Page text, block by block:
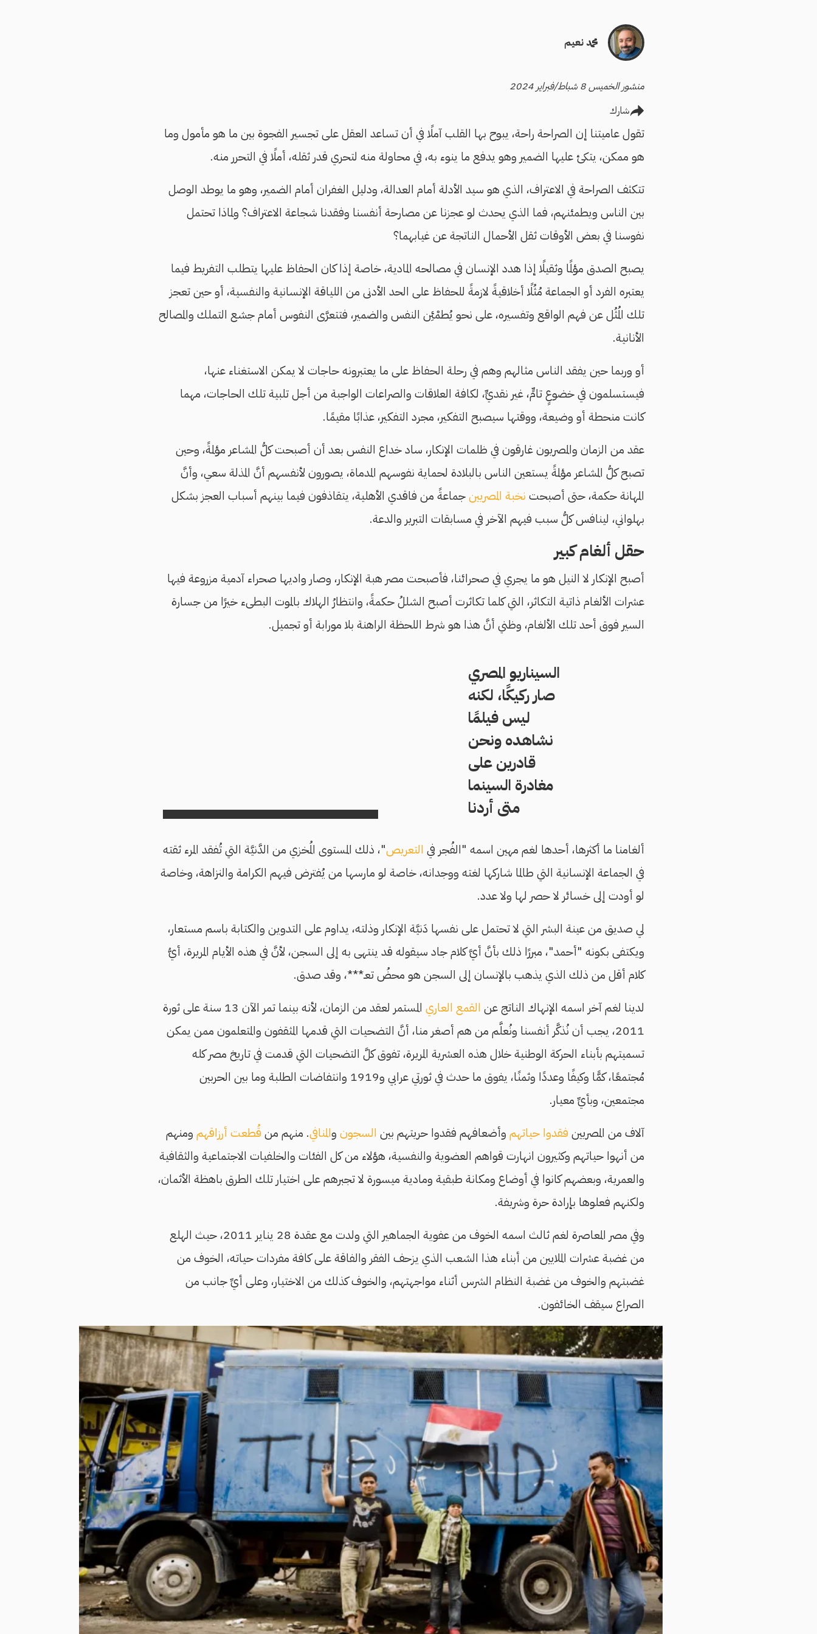
محمد نعيم
منشور الخميس 8 شباط/فبراير 2024
شارك
تقول عاميتنا إن الصراحة راحة، يبوح بها القلب آملًا في أن تساعد العقل على تجسير الفجوة بين ما هو مأمول وما
هو ممكن، يتكئ عليها الضمير وهو يدفع ما ينوء به، في محاولة منه لتحري قدر ثقله، أملًا في التحرر منه.
تتكثف الصراحة في الاعتراف، الذي هو سيد الأدلة أمام العدالة، ودليل الغفران أمام الضمير، وهو ما يوطد الوصل
بين الناس ويطمئنهم، فما الذي يحدث لو عجزنا عن مصارحة أنفسنا وفقدنا شجاعة الاعتراف؟ ولماذا تحتمل
نفوسنا في بعض الأوقات ثقل الأحمال الناتجة عن غيابهما؟
يصبح الصدق مؤلمًا وثقيلًا إذا هدد الإنسان في مصالحه المادية، خاصة إذا كان الحفاظ عليها يتطلب التفريط فيما
يعتبره الفرد أو الجماعة مُثُلًا أخلاقيةً لازمةً للحفاظ على الحد الأدنى من اللياقة الإنسانية والنفسية، أو حين تعجز
تلك المُثُل عن فهم الواقع وتفسيره، على نحو يُطمْئِن النفس والضمير، فتتعرَّى النفوس أمام جشع التملك والمصالح
الأنانية.
أو وربما حين يفقد الناس مثالهم وهم في رحلة الحفاظ على ما يعتبرونه حاجات لا يمكن الاستغناء عنها،
فيستسلمون في خضوعٍ تامٍّ، غير نقديٍّ، لكافة العلاقات والصراعات الواجبة من أجل تلبية تلك الحاجات، مهما
كانت منحطة أو وضيعة، ووقتها سيصبح التفكير، مجرد التفكير، عذابًا مقيمًا.
عقد من الزمان والمصريون غارقون في ظلمات الإنكار، ساد خداع النفس بعد أن أصبحت كلُّ المشاعر مؤلمةً، وحين
تصبح كلُّ المشاعر مؤلمةً يستعين الناس بالبلادة لحماية نفوسهم المدماة، يصورون لأنفسهم أنَّ المذلة سعي، وأنَّ
المهانة حكمة، حتى أصبحت نخبة المصريينجماعةً من فاقدي الأهلية، يتقاذفون فيما بينهم أسباب العجز بشكل
بهلواني، لينافس كلُّ سبب فيهم الآخر في مسابقات التبرير والدعة.
حقل ألغام كبير
أصبح الإنكار لا النيل هو ما يجري في صحرائنا، فأصبحت مصر هبة الإنكار، وصار واديها صحراء آدمية مزروعة فيها
عشرات الألغام ذاتية التكاثر، التي كلما تكاثرت أصبح الشللُ حكمةً، وانتظارُ الهلاك بالموت البطىء خيرًا من جسارة
السير فوق أحد تلك الألغام، وظني أنَّ هذا هو شرط اللحظة الراهنة بلا مورابة أو تجميل.
السيناريو المصري
صار ركيكًا، لكنه
ليس فيلمًا
نشاهده ونحن
قادرين على
مغادرة السينما
متى أردنا
ألغامنا ما أكثرها، أحدها لغم مهين اسمه "الفُجر في التعريص"، ذلك المستوى المُخزي من الدَّنيَّة التي تُفقد المرء ثقته
في الجماعة الإنسانية التي طالما شاركها لغته ووجدانه، خاصة لو مارسها من يُفترض فيهم الكرامة والنزاهة، وخاصة
لو أودت إلى خسائر لا حصر لها ولا عدد.
لي صديق من عينة البشر التي لا تحتمل على نفسها دَنيَّة الإنكار وذلته، يداوم على التدوين والكتابة باسم مستعار،
ويكتفى بكونه "أحمد"، مبررًا ذلك بأنَّ أيَّ كلام جاد سيقوله قد ينتهى به إلى السجن، لأنَّ في هذه الأيام المريرة، أيُّ
كلام أقل من ذلك الذي يذهب بالإنسان إلى السجن هو محضُ تعـ***، وقد صدق.
لدينا لغم آخر اسمه الإنهاك الناتج عن القمع العاري
المستمر لعقد من الزمان، لأنه بينما تمر الآن 13 سنة على ثورة
2011، يجب أن نُذكَّر أنفسنا ونُعلَّم من هم أصغر منا، أنَّ التضحيات التي قدمها المثقفون والمتعلمون ممن يمكن
تسميتهم بأبناء الحركة الوطنية خلال هذه العشرية المريرة، تفوق كلَّ التضحيات التي قدمت في تاريخ مصر كله
مُجتمعًا، كمًّا وكيفًا وعددًا وثمنًا، يفوق ما حدث في ثورتي عرابي و1919 وانتفاضات الطلبة وما بين الحربين
مجتمعين، وبأيِّ معيار.
آلاف من المصريين فقدوا حياتهموأضعافهم فقدوا حريتهم بين السجونوالمنافي. منهم من قُطعت أرزاقهمومنهم
من أنهوا حياتهم وكثيرون انهارت قواهم العضوية والنفسية، هؤلاء من كل الفئات والخلفيات الاجتماعية والثقافية
والعمرية، وبعضهم كانوا في أوضاع ومكانة طبقية ومادية ميسورة لا تجبرهم على اختيار تلك الطرق باهظة الأثمان،
ولكنهم فعلوها بإرادة حرة وشريفة.
وفي مصر المعاصرة لغم ثالث اسمه الخوف من عفوية الجماهير التي ولدت مع عقدة 28 يناير 2011، حيث الهلع
من غضبة عشرات الملايين من أبناء هذا الشعب الذي يزحف الفقر والفاقة على كافة مفردات حياته، الخوف من
غضبتهم والخوف من غضبة النظام الشرس أثناء مواجهتهم، والخوف كذلك من الاختيار، وعلى أيِّ جانب من
الصراع سيقف الخائفون.